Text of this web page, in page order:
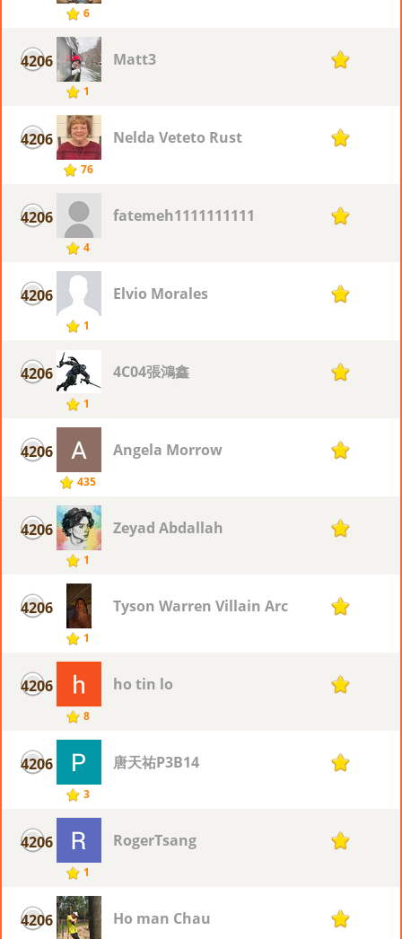
6
4206
1
Matt3 1
4206
76
Nelda Veteto Rust 1
4206
4
fatemeh1111111111 1
4206
1
Elvio Morales 1
4206
1
4C04張鴻鑫 1
4206
435
Angela Morrow 1
4206
1
Zeyad Abdallah 1
4206
1
Tyson Warren Villain Arc 1
4206
8
ho tin lo 1
4206
3
唐天祐P3B14 1
4206
1
RogerTsang 1
4206 Ho man Chau 1